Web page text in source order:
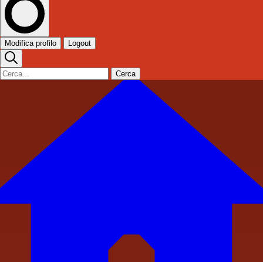
Modifica profilo Logout
Cerca